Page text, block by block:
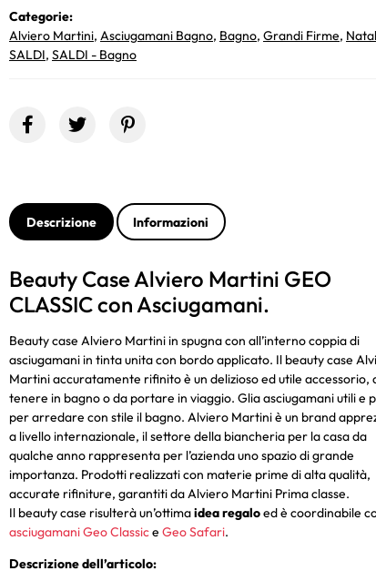
Categorie:
Alviero Martini, Asciugamani Bagno, Bagno, Grandi Firme,
SALDI, SALDI - Bagno
Descrizione Informazioni
Beauty Case Alviero Martini GEO
CLASSIC con Asciugamani.
Beauty case Alviero Martini in spugna con all’interno coppia di
asciugamani in tinta unita con bordo applicato. Il beauty case
Martini accuratamente rifinito è un delizioso ed utile accessorio,
tenere in bagno o da portare in viaggio. Glia asciugamani utili e
per arredare con stile il bagno. Alviero Martini è un brand
a livello internazionale, il settore della biancheria per la casa da
qualche anno rappresenta per l’azienda uno spazio di grande
importanza. Prodotti realizzati con materie prime di alta qualità,
accurate rifiniture, garantiti da Alviero Martini Prima classe.
Il beauty case risulterà un’ottimaidea regaloed è coordinabile
asciugamani Geo Classice Geo Safari.
Descrizione dell’articolo: